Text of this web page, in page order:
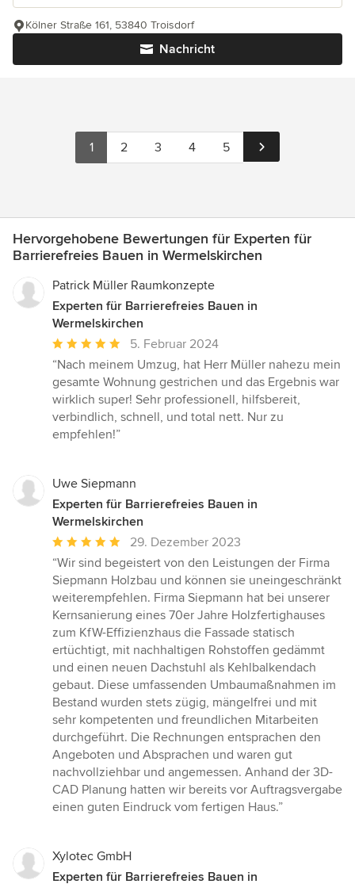
Nachricht
Kölner Straße 161, 53840 Troisdorf
1 2 3 4 5
Hervorgehobene Bewertungen für Experten für
Barrierefreies Bauen in Wermelskirchen
Patrick Müller Raumkonzepte
Experten für Barrierefreies Bauen in
Wermelskirchen
Durchschnittliche
Bewertung:
5
von
5
Sternen
5. Februar 2024
“Nach meinem Umzug, hat Herr Müller nahezu mein
gesamte Wohnung gestrichen und das Ergebnis war
wirklich super! Sehr professionell, hilfsbereit,
verbindlich, schnell, und total nett. Nur zu
empfehlen!”
Uwe Siepmann
Experten für Barrierefreies Bauen in
Wermelskirchen
Durchschnittliche
Bewertung:
5
von
5
Sternen
29. Dezember 2023
“Wir sind begeistert von den Leistungen der Firma
Siepmann Holzbau und können sie uneingeschränkt
weiterempfehlen. Firma Siepmann hat bei unserer
Kernsanierung eines 70er Jahre Holzfertighauses
zum KfW-Effizienzhaus die Fassade statisch
ertüchtigt, mit nachhaltigen Rohstoffen gedämmt
und einen neuen Dachstuhl als Kehlbalkendach
gebaut. Diese umfassenden Umbaumaßnahmen im
Bestand wurden stets zügig, mängelfrei und mit
sehr kompetenten und freundlichen Mitarbeiten
durchgeführt. Die Rechnungen entsprachen den
Angeboten und Absprachen und waren gut
nachvollziehbar und angemessen. Anhand der 3D-
CAD Planung hatten wir bereits vor Auftragsvergabe
einen guten Eindruck vom fertigen Haus.”
Xylotec GmbH
Experten für Barrierefreies Bauen in